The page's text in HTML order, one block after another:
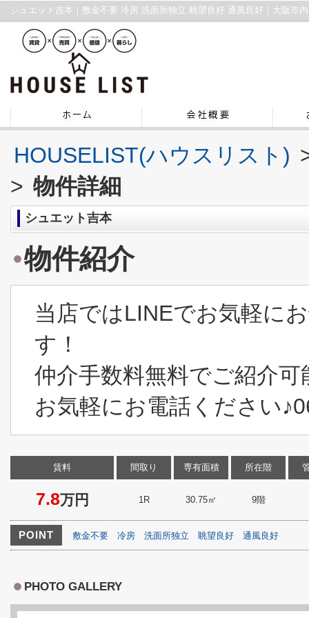
HOUSELIST(ハウスリスト)
> 物件詳細
シュエット吉本
物件紹介
当店ではLINEでお気軽に
す！
仲介手数料無料でご紹介
お気軽にお電話ください
賃料
7.8万円
間取り
1R
専有面積
30.75㎡
所在階
9階
POINT 敷金不要 冷房 洗面所独立 眺望良好 通風良好
PHOTO GALLERY